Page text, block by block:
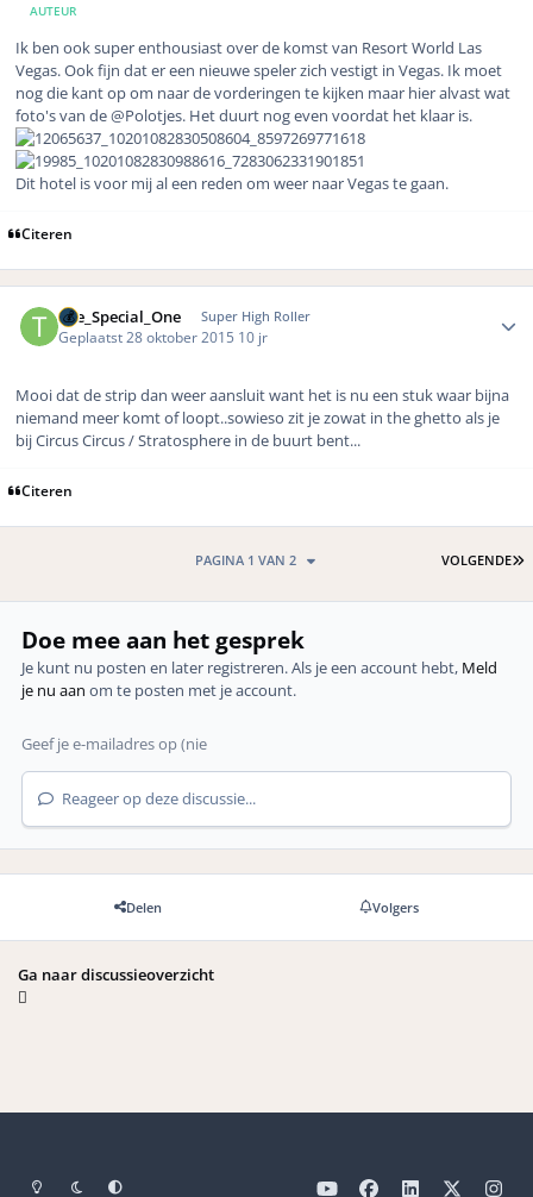
AUTEUR
Ik ben ook super enthousiast over de komst van Resort World Las
Vegas. Ook fijn dat er een nieuwe speler zich vestigt in Vegas. Ik moet
nog die kant op om naar de vorderingen te kijken maar hier alvast wat
foto's van de @Polotjes. Het duurt nog even voordat het klaar is.
Dit hotel is voor mij al een reden om weer naar Vegas te gaan.
Citeren
The_Special_One Super High Roller
Geplaatst 28 oktober 2015 10 jr
Mooi dat de strip dan weer aansluit want het is nu een stuk waar bijna
niemand meer komt of loopt..sowieso zit je zowat in the ghetto als je
bij Circus Circus / Stratosphere in de buurt bent...
Citeren
VOLGENDE
PAGINA 1 VAN 2
Doe mee aan het gesprek
Je kunt nu posten en later registreren. Als je een account hebt, Meld
je nu aan om te posten met je account.
Reageer op deze discussie...
Delen Volgers
Ga naar discussieoverzicht
Light ModeDark ModeSysteemvoorkeuren